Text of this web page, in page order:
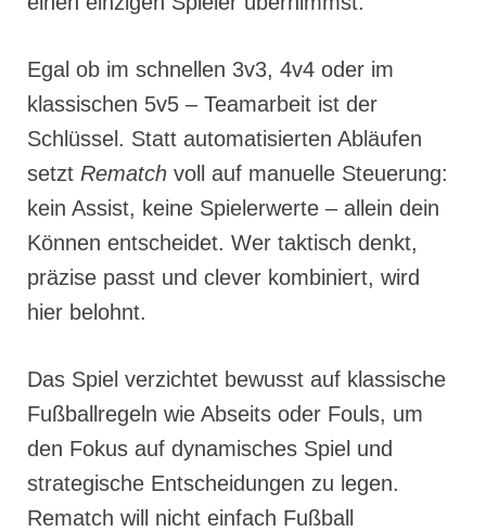
Egal ob im schnellen 3v3, 4v4 oder im
klassischen 5v5 – Teamarbeit ist der
Schlüssel. Statt automatisierten Abläufen
setzt Rematch voll auf manuelle Steuerung:
kein Assist, keine Spielerwerte – allein dein
Können entscheidet. Wer taktisch denkt,
präzise passt und clever kombiniert, wird
hier belohnt.
Das Spiel verzichtet bewusst auf klassische
Fußballregeln wie Abseits oder Fouls, um
den Fokus auf dynamisches Spiel und
strategische Entscheidungen zu legen.
Rematch will nicht einfach Fußball